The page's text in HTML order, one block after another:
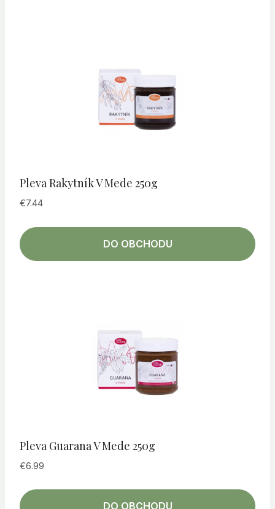
Pleva Rakytník V Mede 250g
€7.44
DO OBCHODU
Pleva Guarana V Mede 250g
€6.99
DO OBCHODU